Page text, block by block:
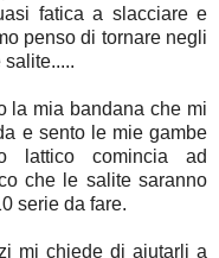
fatica a slacciare e
penso di tornare negli
la mia bandana che mi
e sento le mie gambe
lattico comincia ad
che le salite saranno
serie da fare.
mi chiede di aiutarli a